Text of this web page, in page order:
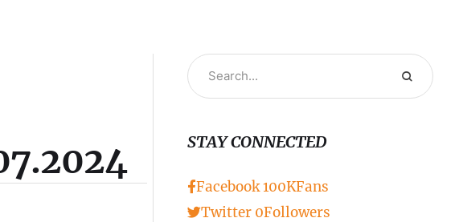
STAY CONNECTED
Facebook100KFans
Twitter 0Followers